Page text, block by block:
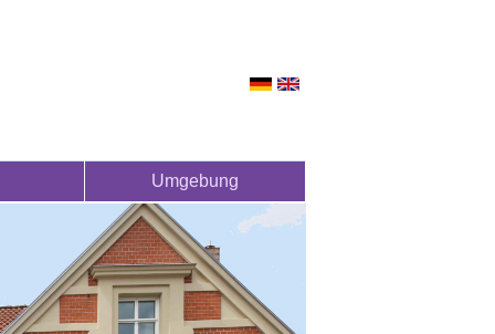
Umgebung